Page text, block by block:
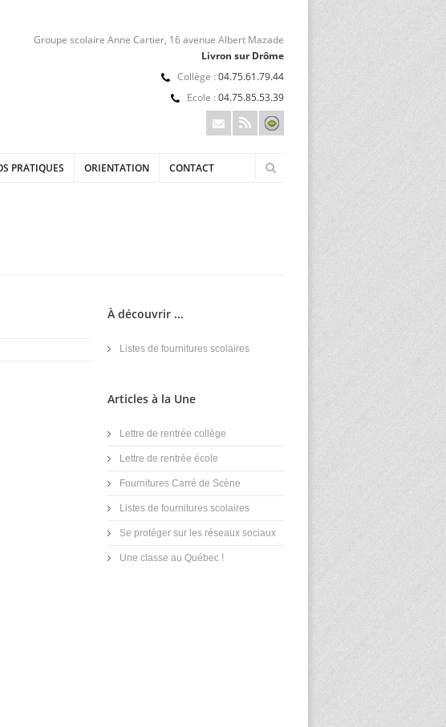
Groupe scolaire Anne Cartier, 16 avenue Albert Mazade
Livron sur Drôme
Collège : 04.75.61.79.44
Ecole : 04.75.85.53.39
PRATIQUES ORIENTATION CONTACT
À découvrir ...
Listes de fournitures scolaires
Articles à la Une
Lettre de rentrée collège
Lettre de rentrée école
Fournitures Carré de Scène
Listes de fournitures scolaires
Se protéger sur les réseaux sociaux
Une classe au Québec !